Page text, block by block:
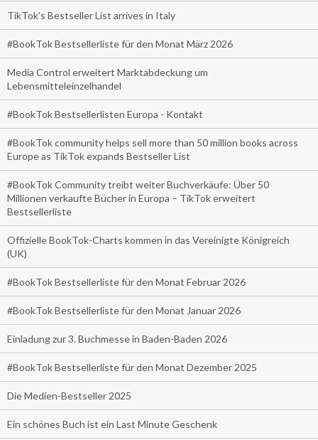
TikTok’s Bestseller List arrives in Italy
#BookTok Bestsellerliste für den Monat März 2026
Media Control erweitert Marktabdeckung um
Lebensmitteleinzelhandel
#BookTok Bestsellerlisten Europa - Kontakt
#BookTok community helps sell more than 50 million books across
Europe as TikTok expands Bestseller List
#BookTok Community treibt weiter Buchverkäufe: Über 50
Millionen verkaufte Bücher in Europa – TikTok erweitert
Bestsellerliste
Offizielle BookTok-Charts kommen in das Vereinigte Königreich
(UK)
#BookTok Bestsellerliste für den Monat Februar 2026
#BookTok Bestsellerliste für den Monat Januar 2026
Einladung zur 3. Buchmesse in Baden-Baden 2026
#BookTok Bestsellerliste für den Monat Dezember 2025
Die Medien-Bestseller 2025
Ein schönes Buch ist ein Last Minute Geschenk